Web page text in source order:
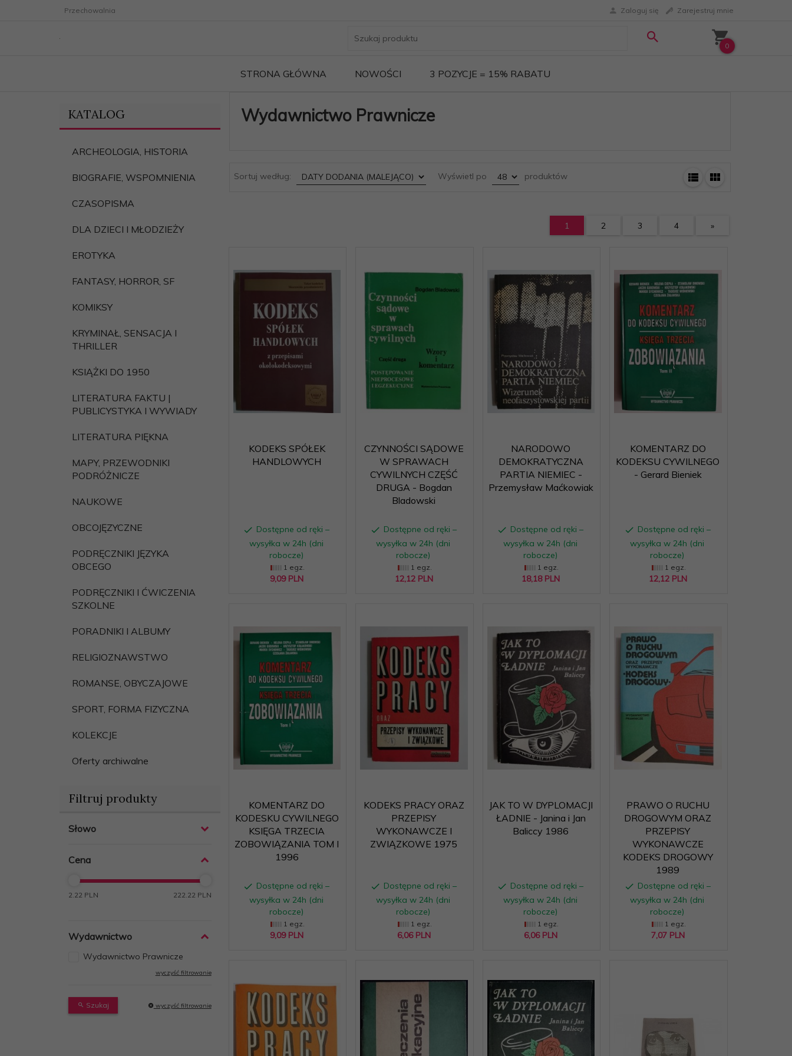
Przechowalnia Zaloguj się Zarejestruj mnie
0
STRONA GŁÓWNA NOWOŚCI 3 POZYCJE = 15% RABATU
KATALOG
ARCHEOLOGIA, HISTORIA
BIOGRAFIE, WSPOMNIENIA
CZASOPISMA
DLA DZIECI I MŁODZIEŻY
EROTYKA
FANTASY, HORROR, SF
KOMIKSY
KRYMINAŁ, SENSACJA I
THRILLER
KSIĄŻKI DO 1950
LITERATURA FAKTU |
PUBLICYSTYKA I WYWIADY
LITERATURA PIĘKNA
MAPY, PRZEWODNIKI
PODRÓŻNICZE
NAUKOWE
OBCOJĘZYCZNE
PODRĘCZNIKI JĘZYKA
OBCEGO
PODRĘCZNIKI I ĆWICZENIA
SZKOLNE
PORADNIKI I ALBUMY
RELIGIOZNAWSTWO
ROMANSE, OBYCZAJOWE
SPORT, FORMA FIZYCZNA
KOLEKCJE
Oferty archiwalne
Filtruj produkty
Słowo
Cena
2.22 PLN 222.22 PLN
Wydawnictwo
Wydawnictwo Prawnicze
wyczyść filtrowanie
Szukaj wyczyść filtrowanie
Wydawnictwo Prawnicze
Sortuj według: sort Wyświetl po pop produktów
1 2 3 4 »
KODEKS SPÓŁEK
HANDLOWYCH
Dostępne od ręki –
wysyłka w 24h (dni
robocze)
1 egz.
9,09 PLN
CZYNNOŚCI SĄDOWE
W SPRAWACH
CYWILNYCH CZĘŚĆ
DRUGA - Bogdan
Bladowski
Dostępne od ręki –
wysyłka w 24h (dni
robocze)
1 egz.
12,12 PLN
NARODOWO
DEMOKRATYCZNA
PARTIA NIEMIEC -
Przemysław Maćkowiak
Dostępne od ręki –
wysyłka w 24h (dni
robocze)
1 egz.
18,18 PLN
KOMENTARZ DO
KODEKSU CYWILNEGO
- Gerard Bieniek
Dostępne od ręki –
wysyłka w 24h (dni
robocze)
1 egz.
12,12 PLN
KOMENTARZ DO
KODESKU CYWILNEGO
KSIĘGA TRZECIA
ZOBOWIĄZANIA TOM I
1996
Dostępne od ręki –
wysyłka w 24h (dni
robocze)
1 egz.
9,09 PLN
KODEKS PRACY ORAZ
PRZEPISY
WYKONAWCZE I
ZWIĄZKOWE 1975
Dostępne od ręki –
wysyłka w 24h (dni
robocze)
1 egz.
6,06 PLN
JAK TO W DYPLOMACJI
ŁADNIE - Janina i Jan
Baliccy 1986
Dostępne od ręki –
wysyłka w 24h (dni
robocze)
1 egz.
6,06 PLN
PRAWO O RUCHU
DROGOWYM ORAZ
PRZEPISY
WYKONAWCZE
KODEKS DROGOWY
1989
Dostępne od ręki –
wysyłka w 24h (dni
robocze)
1 egz.
7,07 PLN